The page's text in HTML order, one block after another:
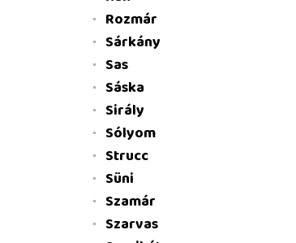
Rozmár
Sárkány
Sas
Sáska
Sirály
Sólyom
Strucc
Süni
Szamár
Szarvas